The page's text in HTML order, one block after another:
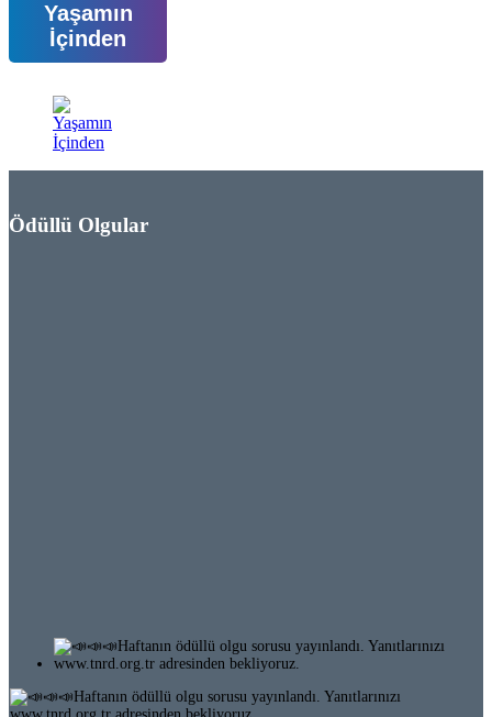
Yaşamın
İçinden
Ödüllü Olgular